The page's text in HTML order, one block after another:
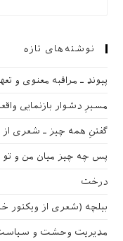
نوشته‌های تازه
پیوند ـ مراقبه‌ معنوی و
مسیرِ دشوار بازنمایی
گفتنِ همه چیز ـ شعری از
پس چه چیز میان من و
درخت
بیلچه (شعری از ویکتور
مدیریت وحشت و سیاست